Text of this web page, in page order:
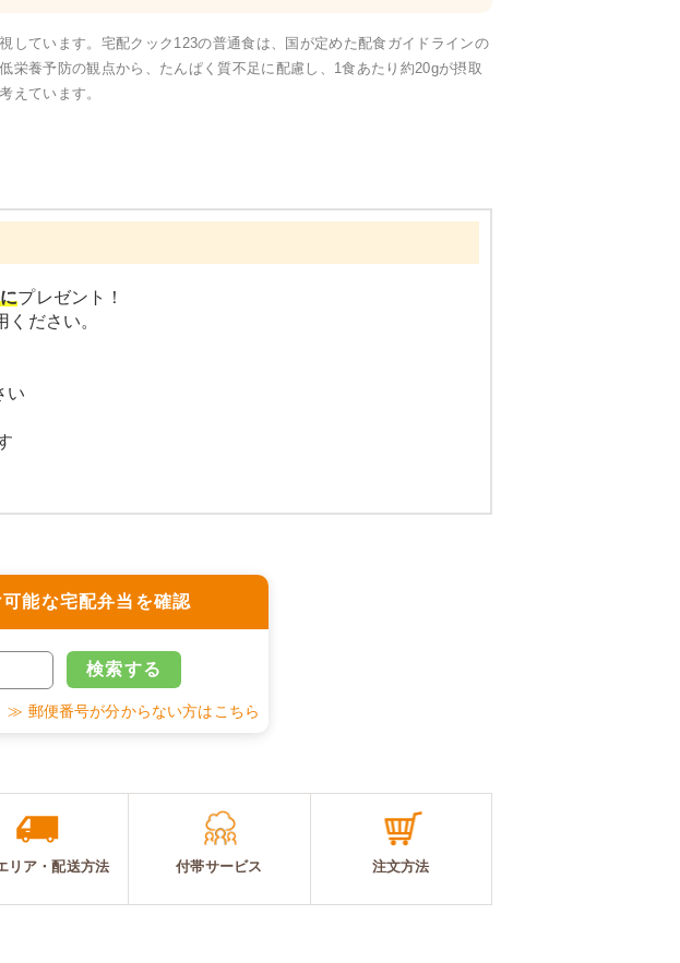
しています。宅配クック123の普通食は、国が定めた配食ガイドラインの
栄養予防の観点から、たんぱく質不足に配慮し、1食あたり約20gが摂取
えています。
プレゼント！
ださい。
い
可能な宅配弁当を確認
検索する
≫ 郵便番号が分からない方はこちら
リア・配送方法 付帯サービス 注文方法